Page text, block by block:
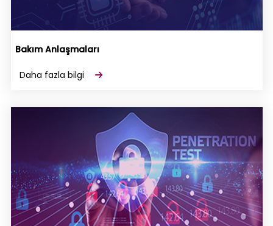
Bakım Anlaşmaları
Daha fazla bilgi